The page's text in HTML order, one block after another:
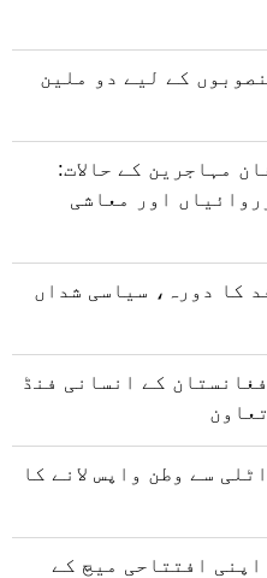
کے لیے دو ملین
مہاجرین کے حالات:
اور معاشی
کا دورہ، سیاسی شداں
کے انسانی فنڈ
سے وطن واپس لانے کا
افتتاحی میچ کے